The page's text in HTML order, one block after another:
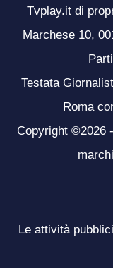
Tvplay.it di
Marchese 10,
Testata
Roma
Copyright ©2026
Le attività